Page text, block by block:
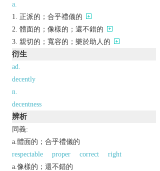
a.
正派的；合乎禮儀的
體面的；像樣的；還不錯的
親切的；寬容的；樂於助人的
衍生
ad.
decently
n.
decentness
辨析
同義:
a.體面的；合乎禮儀的
respectable
proper correct
right
a.像樣的；還不錯的